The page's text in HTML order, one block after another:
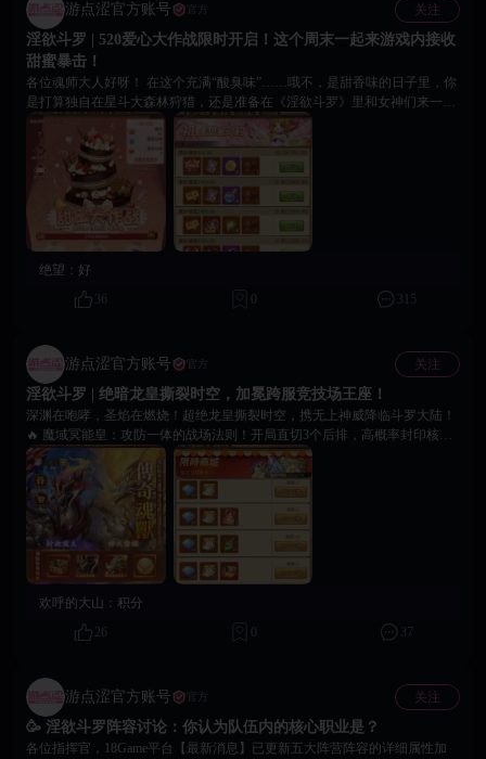
游点涩官方账号 官方 关注
淫欲斗罗 | 520爱心大作战限时开启！这个周末一起来游戏内接收
甜蜜暴击！
各位魂师大人好呀！ 在这个充满“酸臭味”……哦不，是甜香味的日子里，你
是打算独自在星斗大森林狩猎，还是准备在《淫欲斗罗》里和女神们来一场
浪漫约会？ “520爱心大作战” 现已正式上线！与其在现实里吃柠檬，不如来
游戏里当个称职的“巧克力猎人”，把心意和豪礼一起带回家！ 快速通关指南
心，福利拿得更轻。 3️⃣ 积分冲榜： 1心形巧克力 = 10积分 | 1糖果 = 5积分 | 1
奶油 = 1积分 别忘了去爱心商城把积分币花光，活动结束会清零哦！ 4️⃣ 战
力加成： 配合【初春甜蜜之约】累充活动，拿资源快人一步，稳坐排行榜榜
520，如果让你选一位《斗罗》里的女神送出这份“心形巧克力”，你最想送给
谁？为什么？ 柔骨魅兔 —— 小舞 🐰 幽冥灵猫 —— 朱竹清 🐱 六翼天使
收，520不孤单，18Game陪你甜蜜大作战！前往游戏内与女神解锁更多禁忌
互动瞬间吧！✨
绝望： 好
36
0 315
游点涩官方账号 官方 关注
淫欲斗罗 | 绝暗龙皇撕裂时空，加冕跨服竞技场王座！
深渊在咆哮，圣焰在燃烧！超绝龙皇撕裂时空，携无上神威降临斗罗大陆！
🔥 魔域冥能皇：攻防一体的战场法则！开局直切3个后排，高概率封印核
心，永久提升全队防御，打造不破壁垒！ 🔥 金甲圣凰龙：焚尽八荒的圣焰
之神！全屏伤害叠加持续神火，并为己方主C披上无敌战铠，集减伤、抗
暴、反击于一身！ 🎯 自由选择，双神必得！ 本期核心福利【神灵异兽选
卡】，冥龙皇或圣凰龙超值二选一！更有超值活动礼包，让你最终有望将两
大神兽全部收入囊中，成为绝暗龙皇双龙之主！ ⚡ 活动速览，一图看懂 1.
使用【异兽宝图】招募，必得【异兽兑换碎片】。 2. 积碎片兑换心仪魂兽及
修罗唐三、5星英魂等顶级资源！ 3. 兑换碎片活动结束即失效，请务必及时
神龙！进入《淫欲斗罗》，选购超值礼包，加冕跨服竞技之王！
欢呼的大山： 积分
26
0 37
游点涩官方账号 官方 关注
🥳 淫欲斗罗阵容讨论：你认为队伍内的核心职业是？
各位指挥官，18Game平台【最新消息】已更新五大阵营阵容的详细属性加